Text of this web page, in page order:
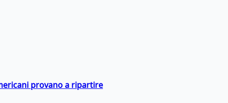
provano a ripartire